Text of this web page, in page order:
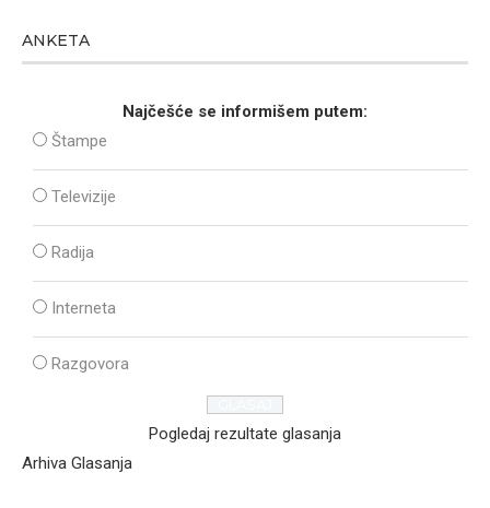
ANKETA
Najčešće se informišem putem:
Štampe
Televizije
Radija
Interneta
Razgovora
Pogledaj rezultate glasanja
Arhiva Glasanja